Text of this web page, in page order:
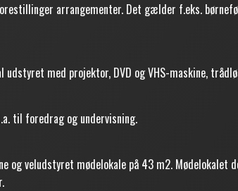
arrangementer. Det gælder f.eks.
med projektor, DVD og VHS-maskine,
til foredrag og undervisning.
veludstyret mødelokale på 43 m2. Mødelokalet